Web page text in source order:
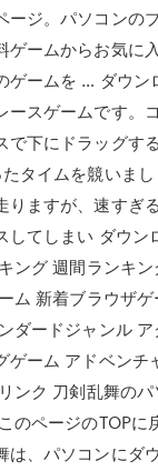
ージ。パソコンの
ゲームからお気に
ゲームを … ダウン
ースゲームです。
で下にドラッグす
タイムを競いま
りますが、速すぎ
してしまい ダウン
ング 週間ランキ
ム 新着ブラウザ
ダードジャンル
ゲーム アドベンチ
ンク 刀剣乱舞の
のページのTOP
は、パソコンにダ